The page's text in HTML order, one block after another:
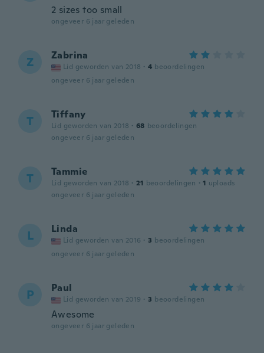
2 sizes too small
ongeveer 6 jaar geleden
Z Zabrina
Lid geworden van 2018 · 4 beoordelingen
ongeveer 6 jaar geleden
T Tiffany
Lid geworden van 2018 · 68 beoordelingen
ongeveer 6 jaar geleden
T Tammie
Lid geworden van 2018 · 21 beoordelingen · 1 uploads
ongeveer 6 jaar geleden
L Linda
Lid geworden van 2016 · 3 beoordelingen
ongeveer 6 jaar geleden
P Paul
Lid geworden van 2019 · 3 beoordelingen
Awesome
ongeveer 6 jaar geleden